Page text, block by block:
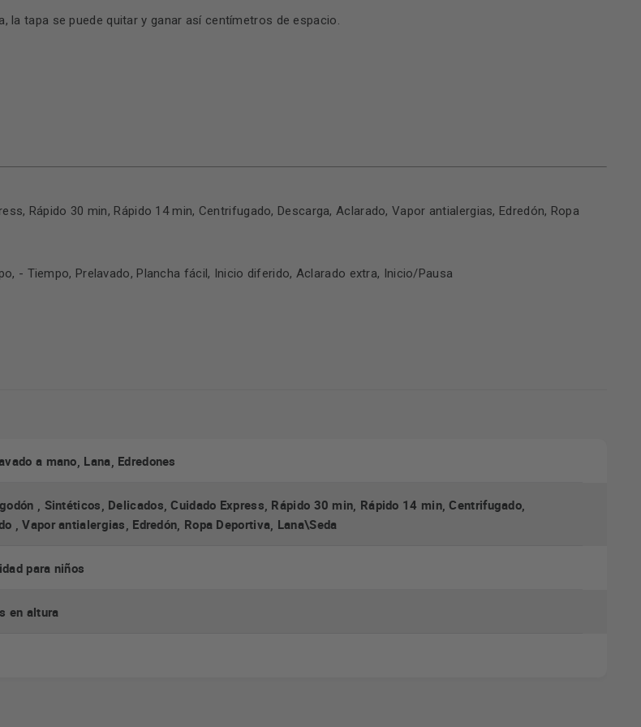
la tapa se puede quitar y ganar así centímetros de espacio.
Rápido 30 min, Rápido 14 min, Centrifugado, Descarga, Aclarado, Vapor antialergias, Edredón, Ropa
- Tiempo, Prelavado, Plancha fácil, Inicio diferido, Aclarado extra, Inicio/Pausa
a mano, Lana, Edredones
, Sintéticos, Delicados, Cuidado Express, Rápido 30 min, Rápido 14 min, Centrifugado,
, Vapor antialergias, Edredón, Ropa Deportiva, Lana\Seda
para niños
en altura